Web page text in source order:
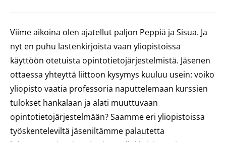
Viime aikoina olen ajatellut paljon Peppiä ja Sisua. Ja
nyt en puhu lastenkirjoista vaan yliopistoissa
käyttöön otetuista opintotietojärjestelmistä. Jäsenen
ottaessa yhteyttä liittoon kysymys kuuluu usein: voiko
yliopisto vaatia professoria naputtelemaan kurssien
tulokset hankalaan ja alati muuttuvaan
opintotietojärjestelmään? Saamme eri yliopistoissa
työskenteleviltä jäseniltämme palautetta